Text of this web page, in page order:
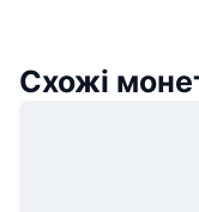
Схожі